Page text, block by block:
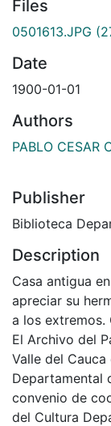
Files
0501613.JPG
Date
1900-01-01
Authors
PABLO CESAR
Publisher
Biblioteca
Description
Casa antigua
apreciar su
a los extremos.
El Archivo del
Valle del
Departamental
convenio de
del Cultura